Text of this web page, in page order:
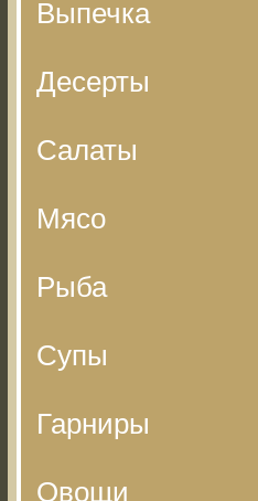
Выпечка
Десерты
Салаты
Мясо
Рыба
Супы
Гарниры
Овощи